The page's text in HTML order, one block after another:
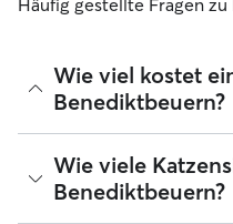
Häufig gestellte Fragen zu
Wie viel kostet
Benediktbeuern?
Katzensitter können ihre
durchschnittlichen
Benediktbeuern
Nacht, einschließlich der
Wie viele
Benediktbeuern?